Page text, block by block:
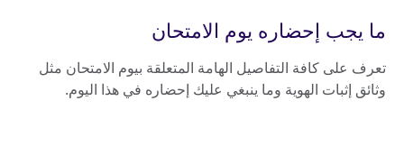
ما يجب إحضاره يوم الامتحان
تعرف على كافة التفاصيل الهامة المتعلقة بيوم الامتحان مثل
وثائق إثبات الهوية وما ينبغي عليك إحضاره في هذا اليوم.